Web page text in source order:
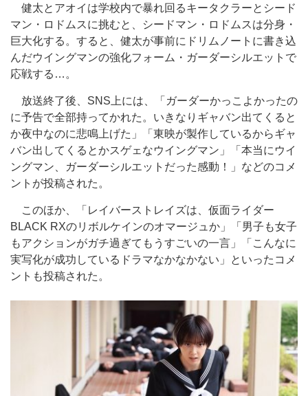
健太とアオイは学校内で暴れ回るキータクラーとシード
マン・ロドムスに挑むと、シードマン・ロドムスは分身・
巨大化する。すると、健太が事前にドリムノートに書き込
んだウイングマンの強化フォーム・ガーダーシルエットで
応戦する…。
放送終了後、SNS上には、「ガーダーかっこよかったの
に予告で全部持ってかれた。いきなりギャバン出てくると
か夜中なのに悲鳴上げた」「東映が製作しているからギャ
バン出してくるとかスゲェなウイングマン」「本当にウイ
ングマン、ガーダーシルエットだった感動！」などのコメ
ントが投稿された。
このほか、「レイバーストレイズは、仮面ライダー
BLACK RXのリボルケインのオマージュか」「男子も女子
もアクションがガチ過ぎてもうすごいの一言」「こんなに
実写化が成功しているドラマなかなかない」といったコメ
ントも投稿された。